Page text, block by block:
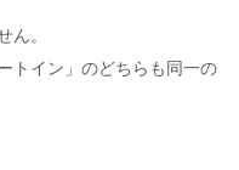
。
トイン」のどちらも同一の